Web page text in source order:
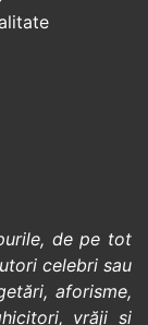
de pe tot
celebrisau
,aforisme,
, vrăji si